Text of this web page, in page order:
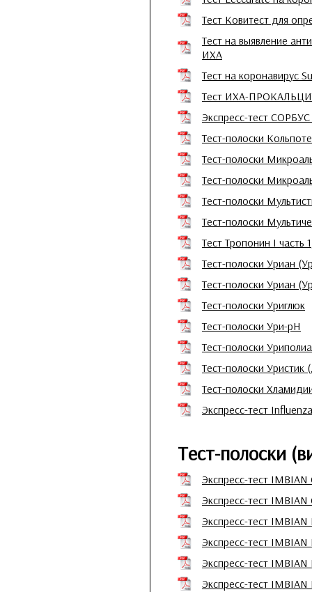
Тест Ковитест для
Тест на выявление
ИХА
Тест на коронавирус
Тест ИХА-
Экспресс-тест
Тест-полоски
Тест-полоски
Тест-полоски
Тест-полоски
Тест-полоски
Тест Тропонин I часть 1
Тест-полоски Уриан
Тест-полоски Уриан
Тест-полоски Уриглюк
Тест-полоски Ури-pH
Тест-полоски
Тест-полоски Уристик
Тест-полоски
Экспресс-тест
Тест-полоски
Экспресс-тест
Экспресс-тест
Экспресс-тест
Экспресс-тест
Экспресс-тест
Экспресс-тест